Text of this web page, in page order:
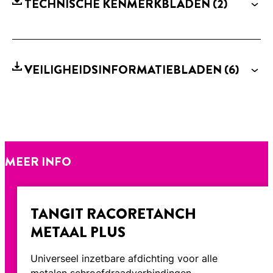
TECHNISCHE KENMERKBLADEN (2)
VEILIGHEIDSINFORMATIEBLADEN (6)
MEER INFO
TANGIT RACORETANCH
METAAL PLUS
Universeel inzetbare afdichting voor alle